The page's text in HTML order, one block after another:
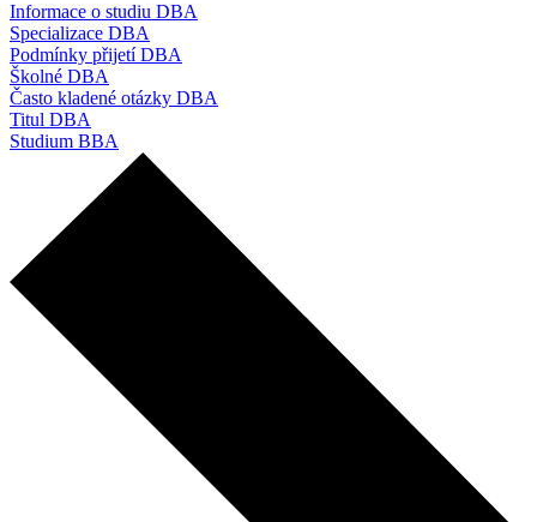
Informace o studiu DBA
Specializace DBA
Podmínky přijetí DBA
Školné DBA
Často kladené otázky DBA
Titul DBA
Studium BBA